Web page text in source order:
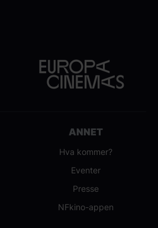
ANNET
Hva kommer?
Eventer
Presse
NFkino-appen